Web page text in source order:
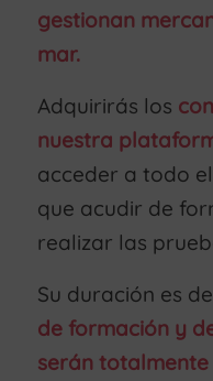
gestionan
mar.
Adquirirás los
nuestra
acceder a todo
que acudir de
realizar las
Su duración es de
de formación y
serán